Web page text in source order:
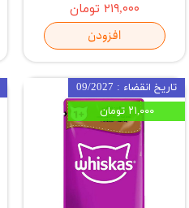
۲۱۹,۰۰۰ تومان
افزودن
تاریخ انقضاء : 09/2027
۲۱,۰۰۰ تومان